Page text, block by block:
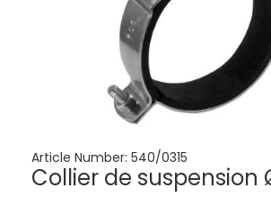
Article Number: 540/0315
Collier de suspension